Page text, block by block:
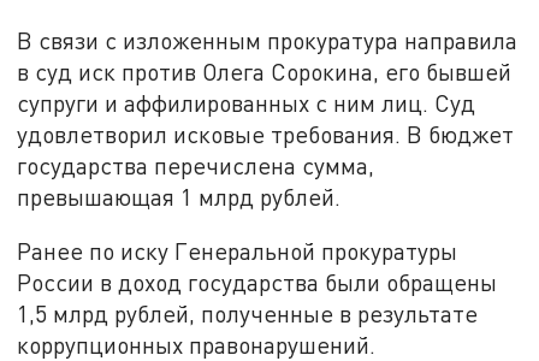
В связи с изложенным прокуратура направила
в суд иск против Олега Сорокина, его бывшей
супруги и аффилированных с ним лиц. Суд
удовлетворил исковые требования. В бюджет
государства перечислена сумма,
превышающая 1 млрд рублей.
Ранее по иску Генеральной прокуратуры
России в доход государства были обращены
1,5 млрд рублей, полученные в результате
коррупционных правонарушений.